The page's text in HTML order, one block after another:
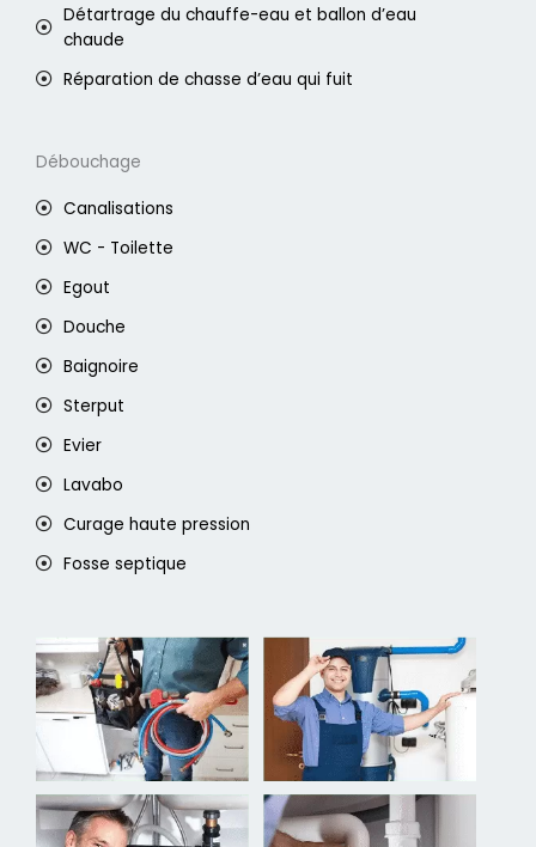
Détartrage du chauffe-eau et ballon d’eau
chaude
Réparation de chasse d’eau qui fuit
Débouchage
Canalisations
WC - Toilette
Egout
Douche
Baignoire
Sterput
Evier
Lavabo
Curage haute pression
Fosse septique